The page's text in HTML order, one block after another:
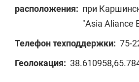
расположения: при
"Asia Aliance
Телефон техподдержки: 75-
Геолокация: